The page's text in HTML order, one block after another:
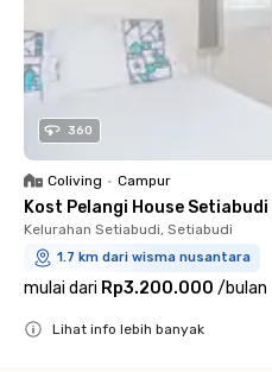
360
Coliving • Campur
Kost Pelangi House Setiabudi
Kelurahan Setiabudi, Setiabudi
1.7 km dari wisma nusantara
mulai dari Rp3.200.000 /bulan
Lihat info lebih banyak